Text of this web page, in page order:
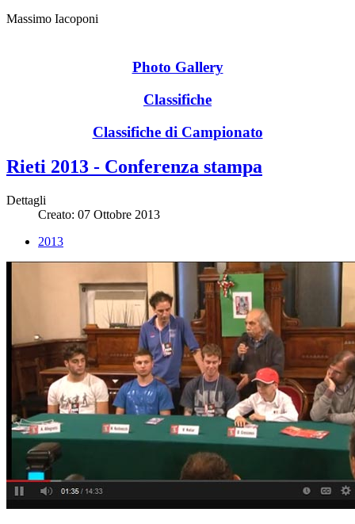
Massimo Iacoponi
Photo Gallery
Classifiche
Classifiche di Campionato
Rieti 2013 - Conferenza stampa
Dettagli
Creato: 07 Ottobre 2013
2013